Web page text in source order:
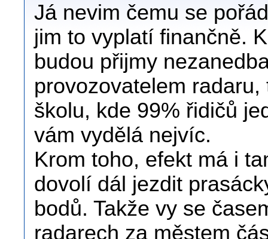
Já nevim čemu se
jim to vyplatí finančně.
budou přijmy
provozovatelem
školu, kde 99% řidičů
vám vydělá nejvíc.
Krom toho, efekt má i
dovolí dál jezdit
bodů. Takže vy se
radarech za městem